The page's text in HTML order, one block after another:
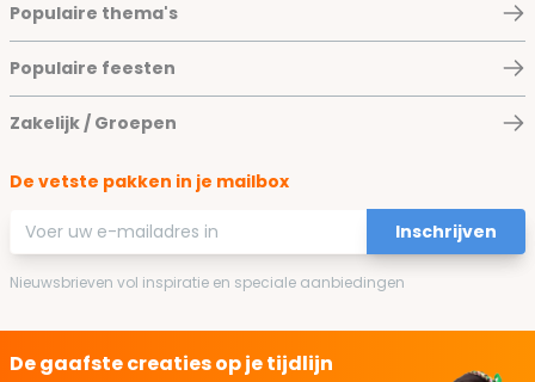
Populaire thema's
Populaire feesten
Zakelijk / Groepen
De vetste pakken in je mailbox
E-mailadres
Inschrijven
Nieuwsbrieven vol inspiratie en speciale aanbiedingen
De gaafste creaties op je tijdlijn